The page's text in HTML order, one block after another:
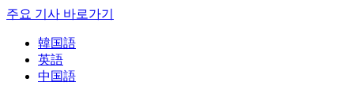
주요 기사 바로가기
韓国語
英語
中国語